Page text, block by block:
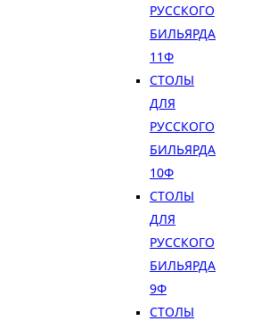
РУССКОГО
БИЛЬЯРДА
11Ф
СТОЛЫ
ДЛЯ
РУССКОГО
БИЛЬЯРДА
10Ф
СТОЛЫ
ДЛЯ
РУССКОГО
БИЛЬЯРДА
9Ф
СТОЛЫ